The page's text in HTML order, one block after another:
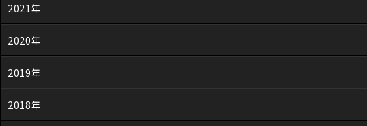
2021年
2020年
2019年
2018年